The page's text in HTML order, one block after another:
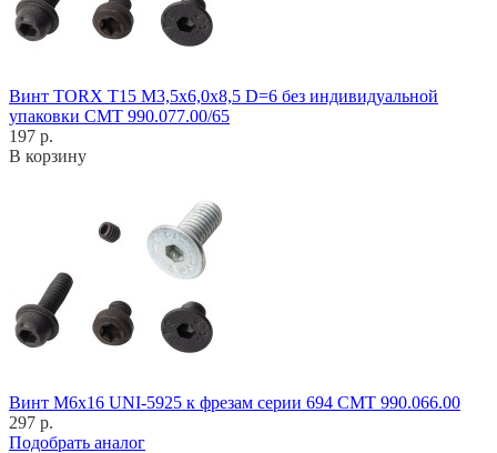
Винт TORX T15 M3,5x6,0x8,5 D=6 без индивидуальной
упаковки CMT 990.077.00/65
197 р.
В корзину
Винт M6x16 UNI-5925 к фрезам серии 694 CMT 990.066.00
297 р.
Подобрать аналог